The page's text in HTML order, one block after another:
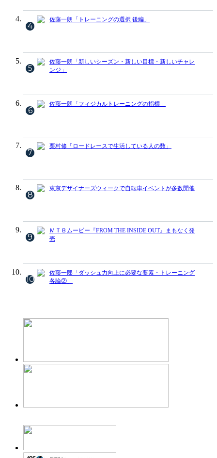
4
佐藤一朗「トレーニングの選択 後編」
5
佐藤一朗「新しいシーズン・新しい目標・新しいチャレ
ンジ」
6
佐藤一朗「フィジカルトレーニングの指標」
7
栗村修「ロードレースで生活している人の数」
8
東京デザイナーズウィークで自転車イベントが多数開催
9
ＭＴＢムービー『FROM THE INSIDE OUT』まもなく発
売
10
佐藤一郎「ダッシュ力向上に必要な要素・トレーニング
各論②」